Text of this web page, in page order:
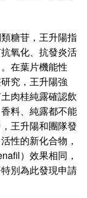
糖苷，王升陽指
氧化、抗發炎活
在葉片機能性
究，王升陽強
肉桂純露確認飲
料、純露都不能
王升陽和團隊發
性的新化合物，
）效果相同，
別為此發現申請